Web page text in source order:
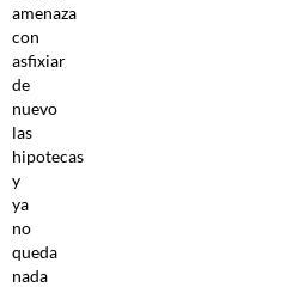
amenaza
con
asfixiar
de
nuevo
las
hipotecas
y
ya
no
queda
nada